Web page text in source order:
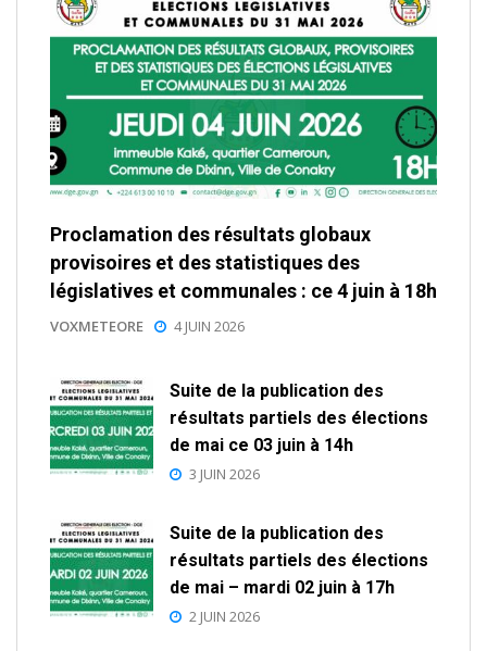
Proclamation des résultats globaux
provisoires et des statistiques des
législatives et communales : ce 4 juin à 18h
VOXMETEORE 4 JUIN 2026
Suite de la publication des
résultats partiels des élections
de mai ce 03 juin à 14h
3 JUIN 2026
Suite de la publication des
résultats partiels des élections
de mai – mardi 02 juin à 17h
2 JUIN 2026